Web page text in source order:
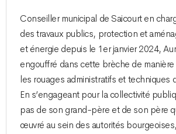
Conseiller municipal de Saicourt en
des travaux publics, protection et
et énergie depuis le 1er janvier 2024,
engouffré dans cette brèche de
les rouages administratifs et techniques
En s’engageant pour la collectivité
pas de son grand-père et de son père
œuvré au sein des autorités